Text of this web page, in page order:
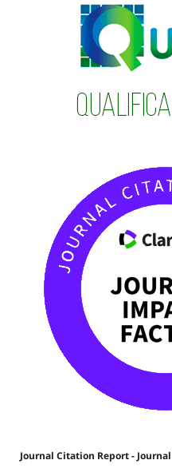
Journal Citation Report -